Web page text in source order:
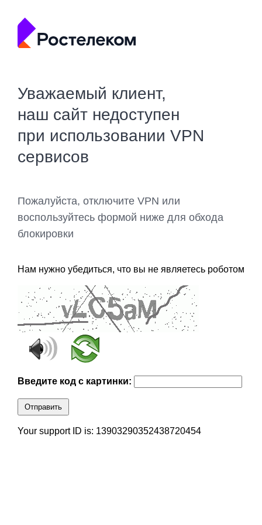
Уважаемый клиент,
наш сайт недоступен
при использовании VPN
сервисов
Пожалуйста, отключите VPN или
воспользуйтесь формой ниже для обхода
блокировки
Нам нужно убедиться, что вы не являетесь роботом
Введите код с картинки:
Отправить
Your support ID is: 13903290352438720454